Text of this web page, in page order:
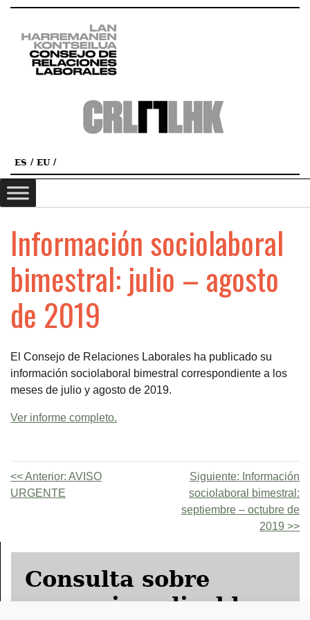
ES EU
Información sociolaboral
bimestral: julio – agosto
de 2019
El Consejo de Relaciones Laborales ha publicado su
información sociolaboral bimestral correspondiente a los
meses de julio y agosto de 2019.
Ver informe completo.
Anterior: AVISO
URGENTE
Siguiente: Información
sociolaboral bimestral:
septiembre – octubre de
2019
Consulta sobre
convenio aplicable